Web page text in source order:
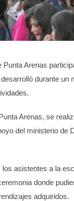
Arenas
durante un
Arenas, se
del ministerio de
asistentes a la
donde
adquiridos.